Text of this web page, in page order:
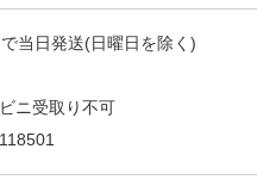
当日発送(日曜日を除く)
ニ受取り不可